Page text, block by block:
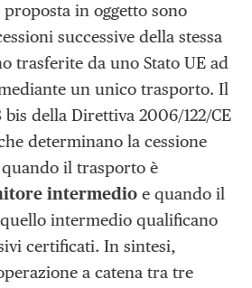
in oggetto sono
successive della stessa
trasferite da uno Stato UE ad
un unico trasporto. Il
della Direttiva 2006/122/CE
determinano la cessione
il trasporto è
intermedio e quando il
intermedio qualificano
certificati. In sintesi,
a catena tra tre